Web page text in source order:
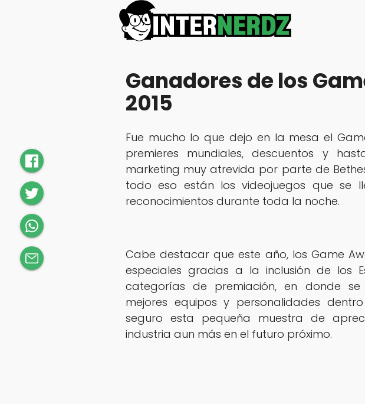
Ganadores de los
2015
Fue mucho lo que dejo en la mesa el
premieres mundiales, descuentos y
marketing muy atrevida por parte de
todo eso están los videojuegos que se
reconocimientos durante toda la noche.
Cabe destacar que este año, los Game
especiales gracias a la inclusión de los
categorías de premiación, en donde
mejores equipos y personalidades
seguro esta pequeña muestra de
industria aun más en el futuro próximo.